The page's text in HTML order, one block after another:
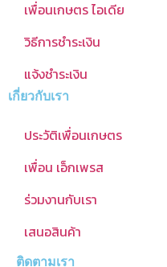
เพื่อนเกษตร ไอเดีย
วิธีการชำระเงิน
แจ้งชำระเงิน
เกี่ยวกับเรา
ประวัติเพื่อนเกษตร
เพื่อน เอ็กเพรส
ร่วมงานกับเรา
เสนอสินค้า
ติดตามเรา